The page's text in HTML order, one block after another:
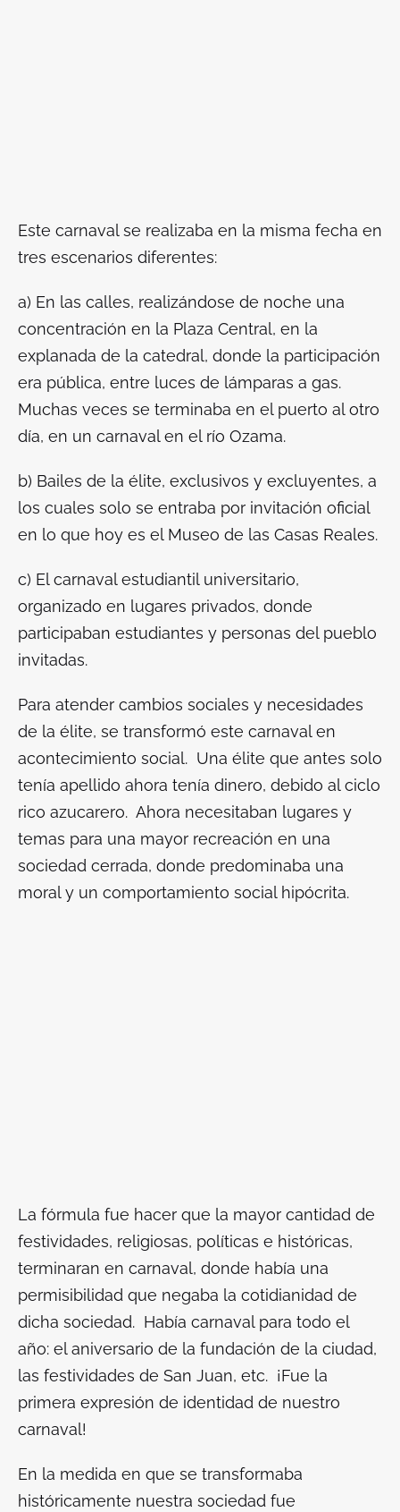
Este carnaval se realizaba en la misma fecha en
tres escenarios diferentes:
a) En las calles, realizándose de noche una
concentración en la Plaza Central, en la
explanada de la catedral, donde la participación
era pública, entre luces de lámparas a gas.
Muchas veces se terminaba en el puerto al otro
día, en un carnaval en el río Ozama.
b) Bailes de la élite, exclusivos y excluyentes, a
los cuales solo se entraba por invitación oficial
en lo que hoy es el Museo de las Casas Reales.
c) El carnaval estudiantil universitario,
organizado en lugares privados, donde
participaban estudiantes y personas del pueblo
invitadas.
Para atender cambios sociales y necesidades
de la élite, se transformó este carnaval en
acontecimiento social. Una élite que antes solo
tenía apellido ahora tenía dinero, debido al ciclo
rico azucarero. Ahora necesitaban lugares y
temas para una mayor recreación en una
sociedad cerrada, donde predominaba una
moral y un comportamiento social hipócrita.
La fórmula fue hacer que la mayor cantidad de
festividades, religiosas, políticas e históricas,
terminaran en carnaval, donde había una
permisibilidad que negaba la cotidianidad de
dicha sociedad. Había carnaval para todo el
año: el aniversario de la fundación de la ciudad,
las festividades de San Juan, etc. ¡Fue la
primera expresión de identidad de nuestro
carnaval!
En la medida en que se transformaba
históricamente nuestra sociedad fue